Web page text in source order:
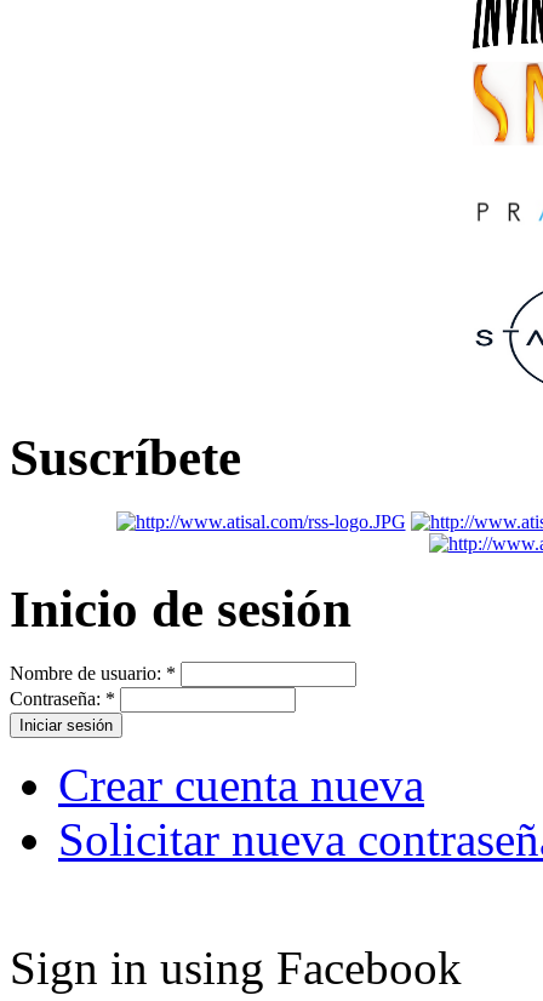
Suscríbete
Inicio de sesión
Nombre de usuario: *
Contraseña: *
Crear cuenta nueva
Solicitar nueva
Sign in using Facebook